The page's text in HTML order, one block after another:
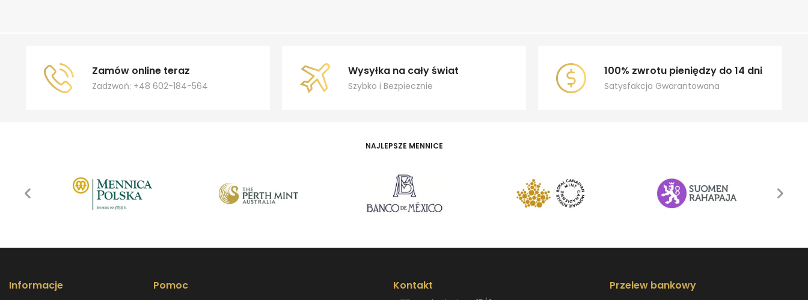
Zamów online teraz
Zadzwoń: +48 602-184-564
Wysyłka na cały świat
Szybko i Bezpiecznie
100% zwrotu pieniędzy do 14 dni
Satysfakcja Gwarantowana
NAJLEPSZE MENNICE
Informacje Pomoc Kontakt Przelew bankowy